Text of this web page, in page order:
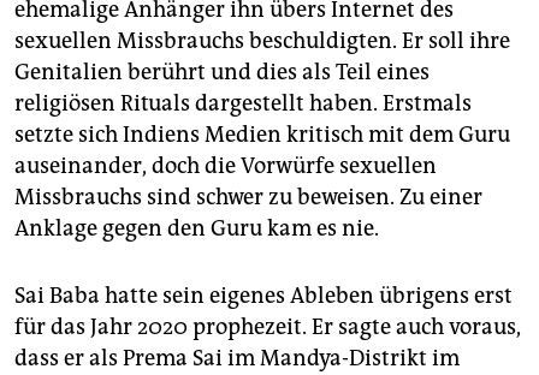
ehemalige Anhänger ihn übers Internet des
sexuellen Missbrauchs beschuldigten. Er soll ihre
Genitalien berührt und dies als Teil eines
religiösen Rituals dargestellt haben. Erstmals
setzte sich Indiens Medien kritisch mit dem Guru
auseinander, doch die Vorwürfe sexuellen
Missbrauchs sind schwer zu beweisen. Zu einer
Anklage gegen den Guru kam es nie.
Sai Baba hatte sein eigenes Ableben übrigens erst
für das Jahr 2020 prophezeit. Er sagte auch voraus,
dass er als Prema Sai im Mandya-Distrikt im